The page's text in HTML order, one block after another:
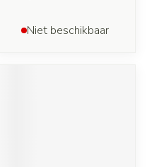
Niet beschikbaar